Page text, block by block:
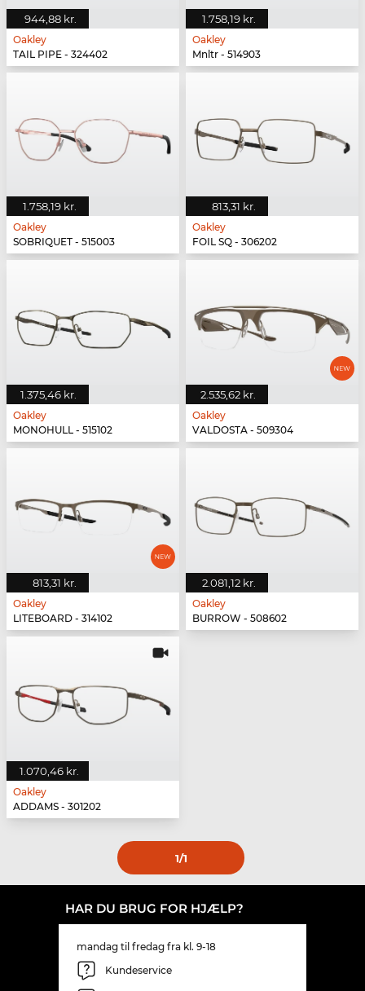
944,88 kr.
Oakley
TAIL PIPE - 324402
1.758,19 kr.
Oakley
Mnltr - 514903
1.758,19 kr.
Oakley
SOBRIQUET - 515003
813,31 kr.
Oakley
FOIL SQ - 306202
1.375,46 kr.
Oakley
MONOHULL - 515102
2.535,62 kr.
Oakley
VALDOSTA - 509304
813,31 kr.
Oakley
LITEBOARD - 314102
2.081,12 kr.
Oakley
BURROW - 508602
1.070,46 kr.
Oakley
ADDAMS - 301202
1/1
HAR DU BRUG FOR HJÆLP?
mandag til fredag fra kl. 9-18
Kundeservice